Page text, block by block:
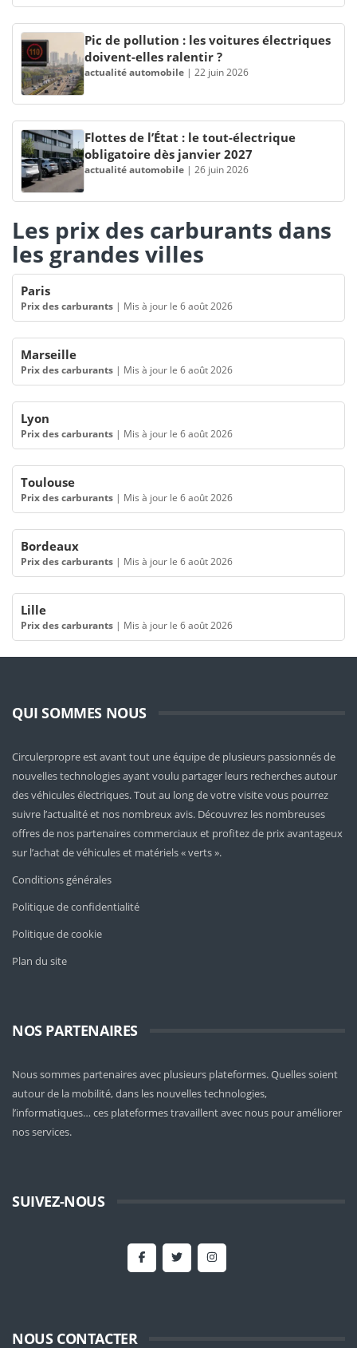
Pic de pollution : les voitures électriques
doivent-elles ralentir ?
actualité automobile | 22 juin 2026
Flottes de l’État : le tout-électrique
obligatoire dès janvier 2027
actualité automobile | 26 juin 2026
Les prix des carburants dans
les grandes villes
Paris
Prix des carburants | Mis à jour le 6 août 2026
Marseille
Prix des carburants | Mis à jour le 6 août 2026
Lyon
Prix des carburants | Mis à jour le 6 août 2026
Toulouse
Prix des carburants | Mis à jour le 6 août 2026
Bordeaux
Prix des carburants | Mis à jour le 6 août 2026
Lille
Prix des carburants | Mis à jour le 6 août 2026
QUI SOMMES NOUS
Circulerpropre est avant tout une équipe de plusieurs passionnés de
nouvelles technologies ayant voulu partager leurs recherches autour
des véhicules électriques. Tout au long de votre visite vous pourrez
suivre l’actualité et nos nombreux avis. Découvrez les nombreuses
offres de nos partenaires commerciaux et profitez de prix avantageux
sur l’achat de véhicules et matériels « verts ».
Conditions générales
Politique de confidentialité
Politique de cookie
Plan du site
NOS PARTENAIRES
Nous sommes partenaires avec plusieurs plateformes. Quelles soient
autour de la mobilité, dans les nouvelles technologies,
l’informatiques… ces plateformes travaillent avec nous pour améliorer
nos services.
SUIVEZ-NOUS
NOUS CONTACTER